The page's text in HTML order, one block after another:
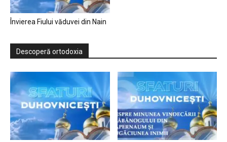
Învierea Fiului văduvei din Nain
Descoperă ortodoxia